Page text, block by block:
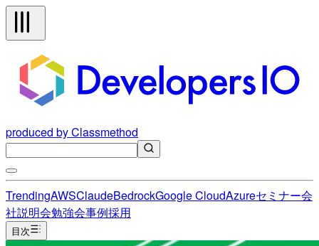
produced by Classmethod
TrendingAWSClaudeBedrockGoogle CloudAzureセミナー会
社説明会勉強会事例採用
目次